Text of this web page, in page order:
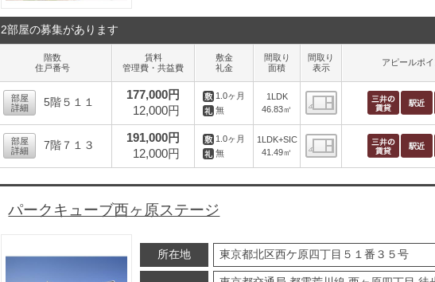
2部屋の募集があります
階数
住戸番号
賃料
管理費・共益費
敷金
礼金
間取り
面積
間取り
表示
アピールポイ
部屋
詳細
5階５１１
177,000円
12,000円
1.0ヶ月
無
1LDK
46.83㎡
間取り表示
部屋
詳細
7階７１３
191,000円
12,000円
1.0ヶ月
無
1LDK+SIC
41.49㎡
間取り表示
パークキューブ西ヶ原ステージ
所在地 東京都北区西ケ原四丁目５１番３５号